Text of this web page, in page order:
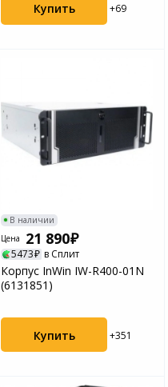
Купить +69
В наличии
Цена
21 890
5473 в Сплит
Корпус InWin IW-R400-01N
(6131851)
Купить +351